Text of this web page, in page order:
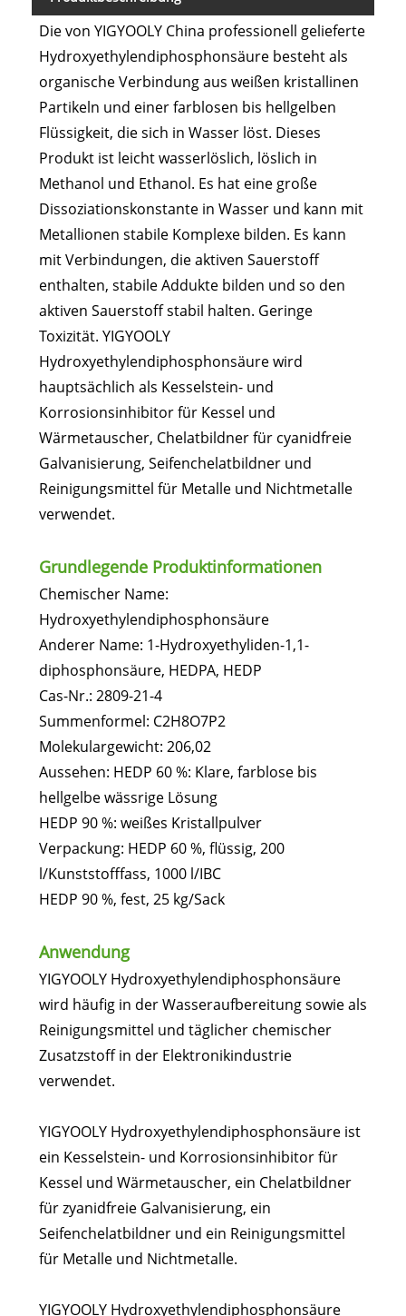
Die von YIGYOOLY China professionell gelieferte
Hydroxyethylendiphosphonsäure besteht als
organische Verbindung aus weißen kristallinen
Partikeln und einer farblosen bis hellgelben
Flüssigkeit, die sich in Wasser löst. Dieses
Produkt ist leicht wasserlöslich, löslich in
Methanol und Ethanol. Es hat eine große
Dissoziationskonstante in Wasser und kann mit
Metallionen stabile Komplexe bilden. Es kann
mit Verbindungen, die aktiven Sauerstoff
enthalten, stabile Addukte bilden und so den
aktiven Sauerstoff stabil halten. Geringe
Toxizität. YIGYOOLY
Hydroxyethylendiphosphonsäure wird
hauptsächlich als Kesselstein- und
Korrosionsinhibitor für Kessel und
Wärmetauscher, Chelatbildner für cyanidfreie
Galvanisierung, Seifenchelatbildner und
Reinigungsmittel für Metalle und Nichtmetalle
verwendet.
Grundlegende Produktinformationen
Chemischer Name:
Hydroxyethylendiphosphonsäure
Anderer Name: 1-Hydroxyethyliden-1,1-
diphosphonsäure, HEDPA, HEDP
Cas-Nr.: 2809-21-4
Summenformel: C2H8O7P2
Molekulargewicht: 206,02
Aussehen: HEDP 60 %: Klare, farblose bis
hellgelbe wässrige Lösung
HEDP 90 %: weißes Kristallpulver
Verpackung: HEDP 60 %, flüssig, 200
l/Kunststofffass, 1000 l/IBC
HEDP 90 %, fest, 25 kg/Sack
Anwendung
YIGYOOLY Hydroxyethylendiphosphonsäure
wird häufig in der Wasseraufbereitung sowie als
Reinigungsmittel und täglicher chemischer
Zusatzstoff in der Elektronikindustrie
verwendet.
YIGYOOLY Hydroxyethylendiphosphonsäure ist
ein Kesselstein- und Korrosionsinhibitor für
Kessel und Wärmetauscher, ein Chelatbildner
für zyanidfreie Galvanisierung, ein
Seifenchelatbildner und ein Reinigungsmittel
für Metalle und Nichtmetalle.
YIGYOOLY Hydroxyethylendiphosphonsäure